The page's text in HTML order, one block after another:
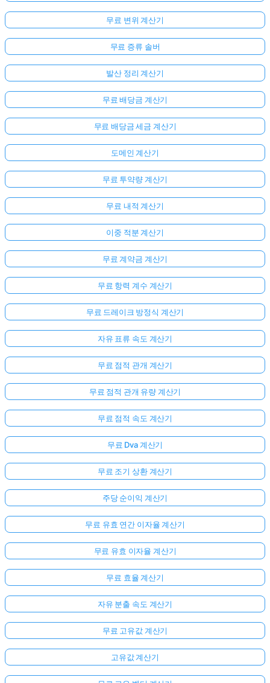
여
기
인
하
세
무료 변위 계산기
무료 증류 솔버
발산 정리 계산기
무료 배당금 계산기
무료 배당금 세금 계산기
도메인 계산기
무료 투약량 계산기
무료 내적 계산기
이중 적분 계산기
무료 계약금 계산기
무료 항력 계수 계산기
무료 드레이크 방정식 계산기
자유 표류 속도 계산기
무료 점적 관개 계산기
무료 점적 관개 유량 계산기
무료 점적 속도 계산기
무료 Dva 계산기
무료 조기 상환 계산기
주당 순이익 계산기
무료 유효 연간 이자율 계산기
무료 유효 이자율 계산기
무료 효율 계산기
자유 분출 속도 계산기
무료 고유값 계산기
고유값 계산기